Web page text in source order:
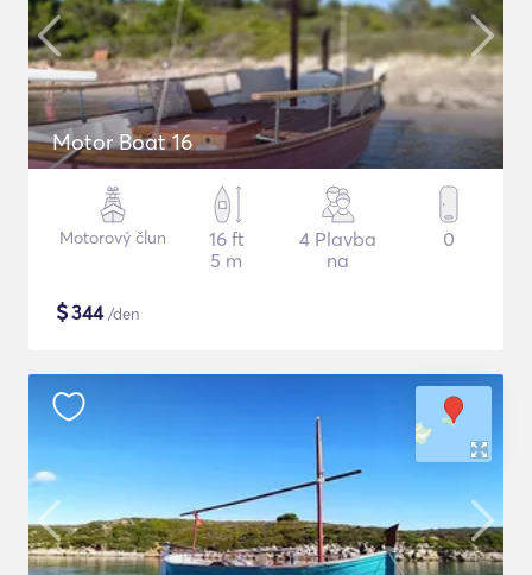
Motor Boat 16
Motorový člun
16 ft
5 m
4 Plavba
na
0
$344/den